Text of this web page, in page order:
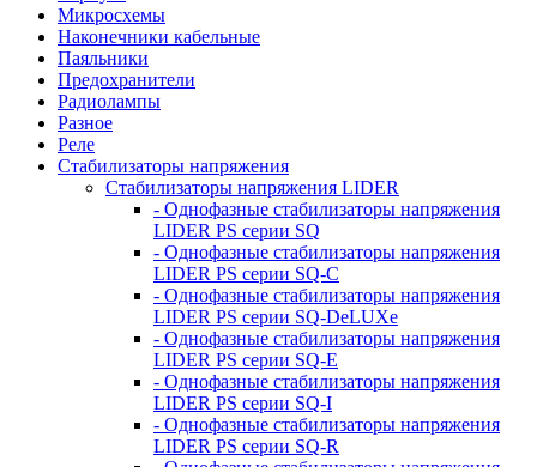
Микросхемы
Наконечники кабельные
Паяльники
Предохранители
Радиолампы
Разное
Реле
Стабилизаторы напряжения
Стабилизаторы напряжения LIDER
- Однофазные стабилизаторы напряжения
LIDER PS серии SQ
- Однофазные стабилизаторы напряжения
LIDER PS серии SQ-C
- Однофазные стабилизаторы напряжения
LIDER PS серии SQ-DeLUXe
- Однофазные стабилизаторы напряжения
LIDER PS серии SQ-E
- Однофазные стабилизаторы напряжения
LIDER PS серии SQ-I
- Однофазные стабилизаторы напряжения
LIDER PS серии SQ-R